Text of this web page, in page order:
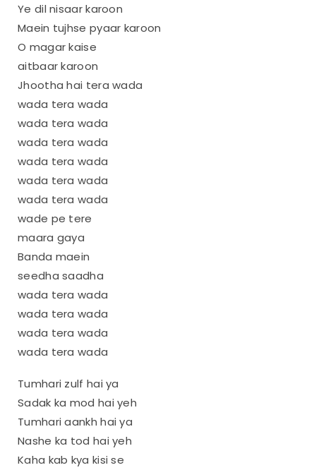
Ye dil nisaar karoon
Maein tujhse pyaar karoon
O magar kaise
aitbaar karoon
Jhootha hai tera wada
wada tera wada
wada tera wada
wada tera wada
wada tera wada
wada tera wada
wada tera wada
wade pe tere
maara gaya
Banda maein
seedha saadha
wada tera wada
wada tera wada
wada tera wada
wada tera wada
Tumhari zulf hai ya
Sadak ka mod hai yeh
Tumhari aankh hai ya
Nashe ka tod hai yeh
Kaha kab kya kisi se